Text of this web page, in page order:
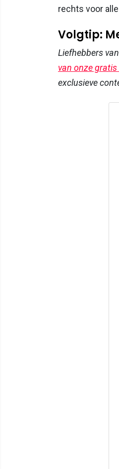
rechts voor
Volgtip:
Liefhebbers
van onze
exclusieve